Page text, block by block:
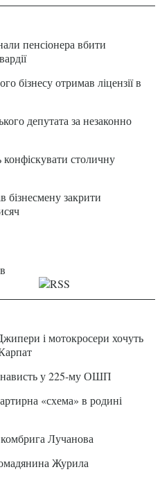
пенсіонера вбити
бізнесу отримав ліцензії в
депутата за незаконно
столичну
закрити
і мотокросери хочуть
у 225-му ОШП
«схема» в родині
Лучанова
Журила